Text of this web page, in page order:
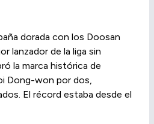
dorada con los Doosan
lanzador de la liga sin
la marca histórica de
Dong-won por dos,
El récord estaba desde el